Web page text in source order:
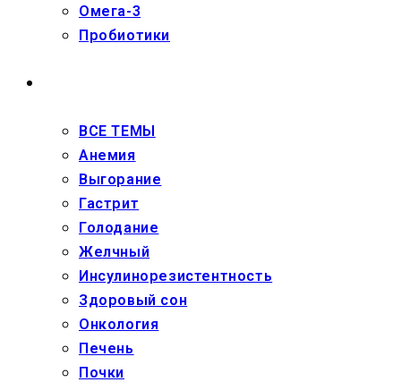
Омега-3
Пробиотики
ВСЕ ТЕМЫ
Анемия
Выгорание
Гастрит
Голодание
Желчный
Инсулинорезистентность
Здоровый сон
Онкология
Печень
Почки